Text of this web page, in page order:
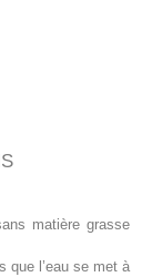
matière grasse
que l’eau se met à